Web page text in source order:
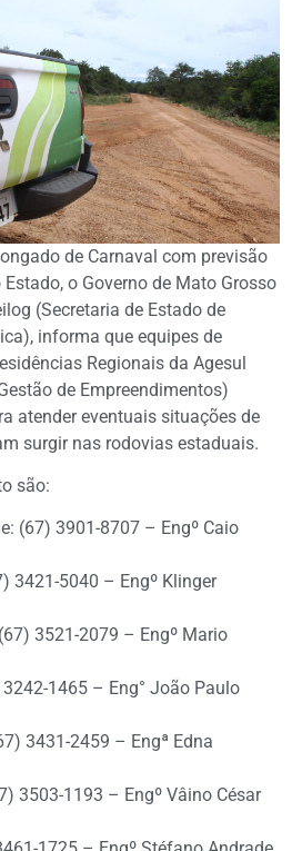
de Carnaval com previsão
o Governo de Mato Grosso
(Secretaria de Estado de
informa que equipes de
Regionais da Agesul
de Empreendimentos)
atender eventuais situações de
surgir nas rodovias estaduais.
são:
(67) 3901-8707 – Engº Caio
3421-5040 – Engº Klinger
3521-2079 – Engº Mario
1465 – Eng° João Paulo
3431-2459 – Engª Edna
3503-1193 – Engº Vâino César